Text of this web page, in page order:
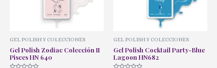
GEL POLISH Y COLECCIONES
Gel Polish Zodiac Colección II
Pisces HN 640
GEL POLISH Y COLECCIONES
Gel Polish Cocktail Party-Blue
Lagoon HN682